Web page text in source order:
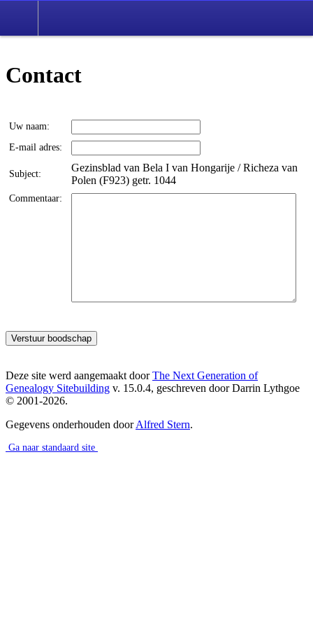
Contact
Uw naam:
E-mail adres:
Subject:
Gezinsblad van Bela I van Hongarije / Richeza van
Polen (F923) getr. 1044
Commentaar:
Deze site werd aangemaakt doorThe Next Generation of
Genealogy Sitebuilding v. 15.0.4, geschreven door Darrin Lythgoe
© 2001-2026.
Gegevens onderhouden doorAlfred Stern.
Ga naar standaard site